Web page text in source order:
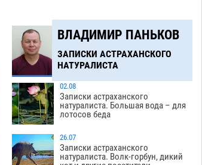
ВЛАДИМИР ПАНЬКОВ
ЗАПИСКИ АСТРАХАНСКОГО
НАТУРАЛИСТА
02.08
Записки астраханского
натуралиста. Большая вода – для
лотосов беда
26.07
Записки астраханского
натуралиста. Волк-горбун, дикий